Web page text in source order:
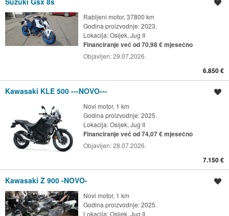
Rabljeni motor, 37800 km
Godina proizvodnje: 2023.
Lokacija:Osijek, Jug II
Financiranje već od 70,98 € mjesečno
Objavljen:29.07.2026.
6.850 €
Kawasaki KLE 500 ---NOVO---
Novi motor, 1 km
Godina proizvodnje: 2025.
Lokacija:Osijek, Jug II
Financiranje već od 74,07 € mjesečno
Objavljen:28.07.2026.
7.150 €
Kawasaki Z 900 -NOVO-
Novi motor, 1 km
Godina proizvodnje: 2025.
Lokacija:Osijek, Jug II